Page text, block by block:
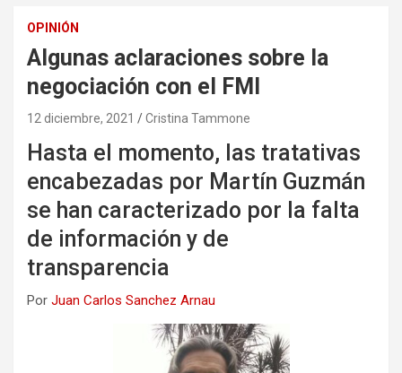
OPINIÓN
Algunas aclaraciones sobre la
negociación con el FMI
12 diciembre, 2021 Cristina Tammone
Hasta el momento, las tratativas
encabezadas por Martín Guzmán
se han caracterizado por la falta
de información y de
transparencia
Por Juan Carlos Sanchez Arnau